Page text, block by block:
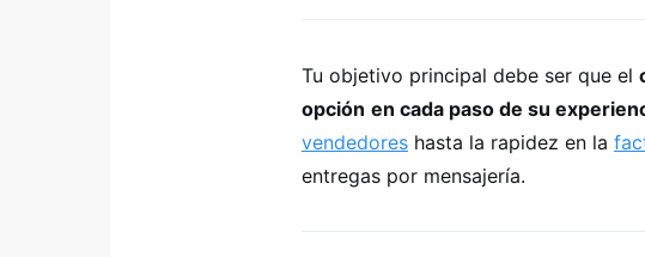
Tu objetivo principal debe ser que el
opción en cada paso de su
vendedores hasta la rapidez en la
entregas por mensajería.